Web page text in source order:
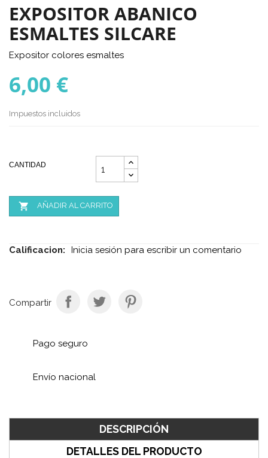
EXPOSITOR ABANICO
ESMALTES SILCARE
Expositor colores esmaltes
6,00 €
Impuestos incluidos
CANTIDAD
 AÑADIR AL CARRITO
Calificacion: Inicia sesión para escribir un comentario
Compartir
Pago seguro
Envío nacional
DESCRIPCIÓN
DETALLES DEL PRODUCTO